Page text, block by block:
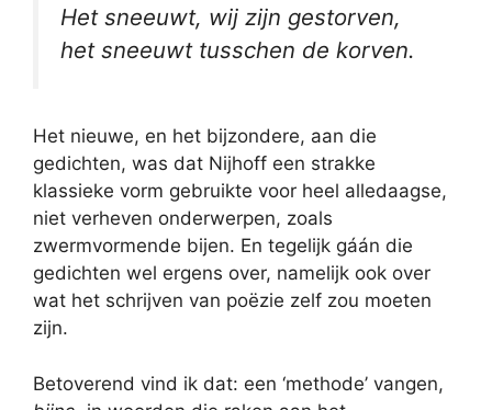
Het sneeuwt, wij zijn gestorven,
het sneeuwt tusschen de korven.
Het nieuwe, en het bijzondere, aan die
gedichten, was dat Nijhoff een strakke
klassieke vorm gebruikte voor heel alledaagse,
niet verheven onderwerpen, zoals
zwermvormende bijen. En tegelijk gáán die
gedichten wel ergens over, namelijk ook over
wat het schrijven van poëzie zelf zou moeten
zijn.
Betoverend vind ik dat: een ‘methode’ vangen,